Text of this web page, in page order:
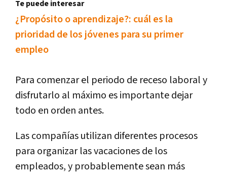
Te puede interesar
¿Propósito o aprendizaje?: cuál es la
prioridad de los jóvenes para su primer
empleo
Para comenzar el periodo de receso laboral y
disfrutarlo al máximo es importante dejar
todo en orden antes.
Las compañías utilizan diferentes procesos
para organizar las vacaciones de los
empleados, y probablemente sean más